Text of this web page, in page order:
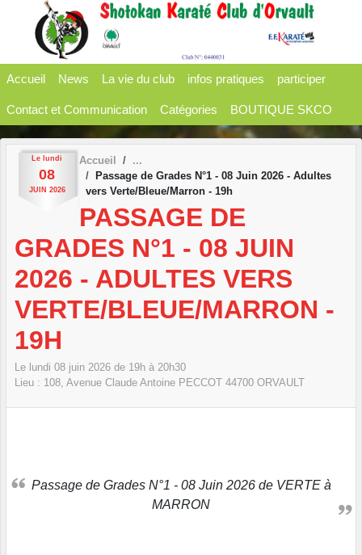
Accueil News La vie du club infos pratiques participer
Contact et Communication Catégories BOUTIQUE SKCO
Le lundi
08
JUIN 2026
Accueil
Passage de Grades N°1 - 08 Juin 2026 - Adultes
vers Verte/Bleue/Marron - 19h
PASSAGE DE
GRADES N°1 - 08 JUIN
2026 - ADULTES VERS
VERTE/BLEUE/MARRON -
19H
Le lundi 08 juin 2026 de 19h à 20h30
Lieu : 108, Avenue Claude Antoine PECCOT 44700 ORVAULT
Passage de Grades N°1 - 08 Juin 2026 de VERTE à
MARRON
Panneau de gestion des cookies